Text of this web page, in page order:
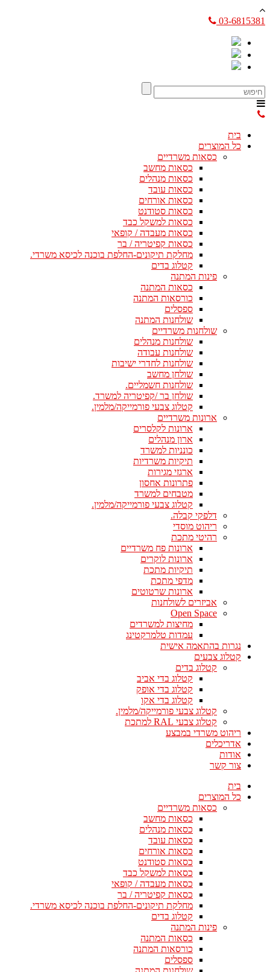
03-6815381
בית
כל המוצרים
כסאות משרדיים
כסאות מחשב
כסאות מנהלים
כסאות עובד
כסאות אורחים
כסאות סטודנט
כסאות למשקל כבד
כסאות מעבדה / קופאי
כסאות קפיטריה / בר
מחלקת תיקונים-החלפת בוכנה לכיסא משרדי.
קטלוג בדים
פינות המתנה
כסאות המתנה
כורסאות המתנה
ספסלים
שולחנות המתנה
שולחנות משרדיים
שולחנות מנהלים
שולחנות עבודה
שולחנות לחדרי ישיבות
שולחן מחשב
שולחנות חשמליים.
שולחן בר /קפיטריה למשרד.
קטלוג צבעי פורמייקה/מלמין.
ארונות משרדיים
ארונות לקלסרים
ארון מנהלים
כונניות למשרד
תיקיות משרדיות
ארגזי מגירות
פתרונות אחסון
מטבחים למשרד
קטלוג צבעי פורמייקה/מלמין.
דלפקי קבלה.
ריהוט מוסדי
רהיטי מתכת
ארונות פח משרדיים
ארונות לוקרים
תיקיות מתכת
מדפי מתכת
ארונות שרטוטים
אביזרים לשולחנות
Open Space
מחיצות למשרדים
עמדות טלמרקטינג
נגרות בהתאמה אישית
קטלוג צבעים
קטלוג בדים
קטלוג בדי אביב
קטלוג בדי אופק
קטלוג בדי אקו
קטלוג צבעי פורמייקה/מלמין.
קטלוג צבעי RAL למתכת
ריהוט משרדי במבצע
אדריכלים
אודות
צור קשר
בית
כל המוצרים
כסאות משרדיים
כסאות מחשב
כסאות מנהלים
כסאות עובד
כסאות אורחים
כסאות סטודנט
כסאות למשקל כבד
כסאות מעבדה / קופאי
כסאות קפיטריה / בר
מחלקת תיקונים-החלפת בוכנה לכיסא משרדי.
קטלוג בדים
פינות המתנה
כסאות המתנה
כורסאות המתנה
ספסלים